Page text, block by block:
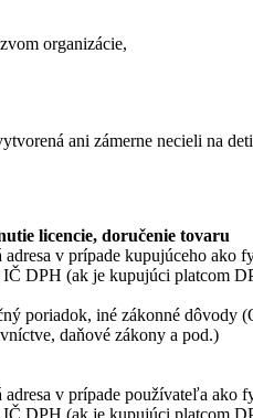
organizácie,
ani zámerne necieli na
licencie, doručenie tovaru
v prípade kupujúceho ako
DPH (ak je kupujúci platcom
poriadok, iné zákonné
daňové zákony a pod.)
adresa v prípade používateľa ako
DPH (ak je kupujúci platcom